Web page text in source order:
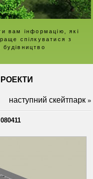
вам інформацію, які
спілкуватися з
наступний скейтпарк »